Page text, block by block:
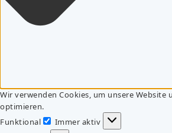
Wir verwenden Cookies, um unsere Website
optimieren.
Funktional
Funktional
Immer aktiv